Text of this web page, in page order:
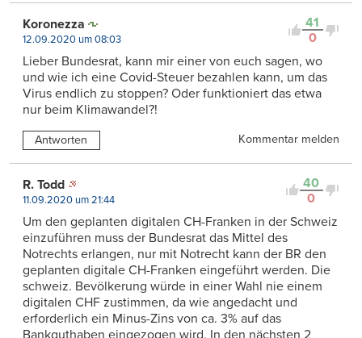
41
0
Koronezza
12.09.2020 um 08:03
Lieber Bundesrat, kann mir einer von euch sagen, wo
und wie ich eine Covid-Steuer bezahlen kann, um das
Virus endlich zu stoppen? Oder funktioniert das etwa
nur beim Klimawandel?!
Antworten Kommentar melden
40
0
R. Todd
11.09.2020 um 21:44
Um den geplanten digitalen CH-Franken in der Schweiz
einzuführen muss der Bundesrat das Mittel des
Notrechts erlangen, nur mit Notrecht kann der BR den
geplanten digitale CH-Franken eingeführt werden. Die
schweiz. Bevölkerung würde in einer Wahl nie einem
digitalen CHF zustimmen, da wie angedacht und
erforderlich ein Minus-Zins von ca. 3% auf das
Bankguthaben eingezogen wird. In den nächsten 2